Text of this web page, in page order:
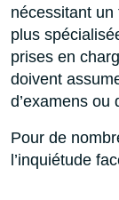
nécessitant
plus
prises en
doivent
d’examens ou
Pour de
l’inquiétude